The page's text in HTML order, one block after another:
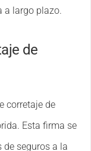
a largo plazo.
de
corretaje de
Esta firma se
seguros a la